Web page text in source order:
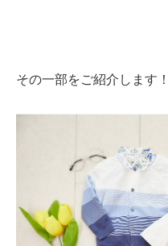
その一部をご紹介します！